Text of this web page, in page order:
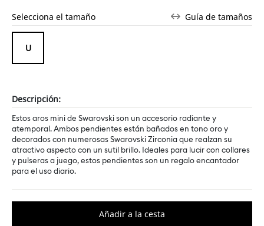
Selecciona el tamaño Guía de tamaños
Descripción:
Estos aros mini de Swarovski son un accesorio radiante y
atemporal. Ambos pendientes están bañados en tono oro y
decorados con numerosas Swarovski Zirconia que realzan su
atractivo aspecto con un sutil brillo. Ideales para lucir con collares
y pulseras a juego, estos pendientes son un regalo encantador
para el uso diario.